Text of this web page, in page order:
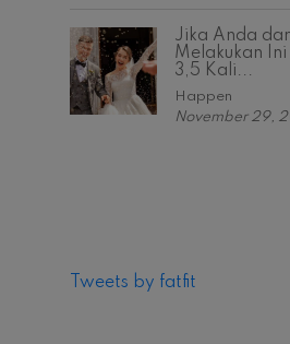
Jika Anda
Melakukan
3,5 Kali...
Happen
November 29,
Tweets by fatfit